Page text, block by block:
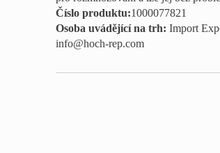
Číslo produktu:1000077821
Osoba uvádějící na trh: Import
info@hoch-rep.com